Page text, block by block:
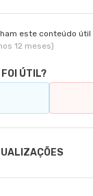
este conteúdo útil
12 meses)
ÚTIL?